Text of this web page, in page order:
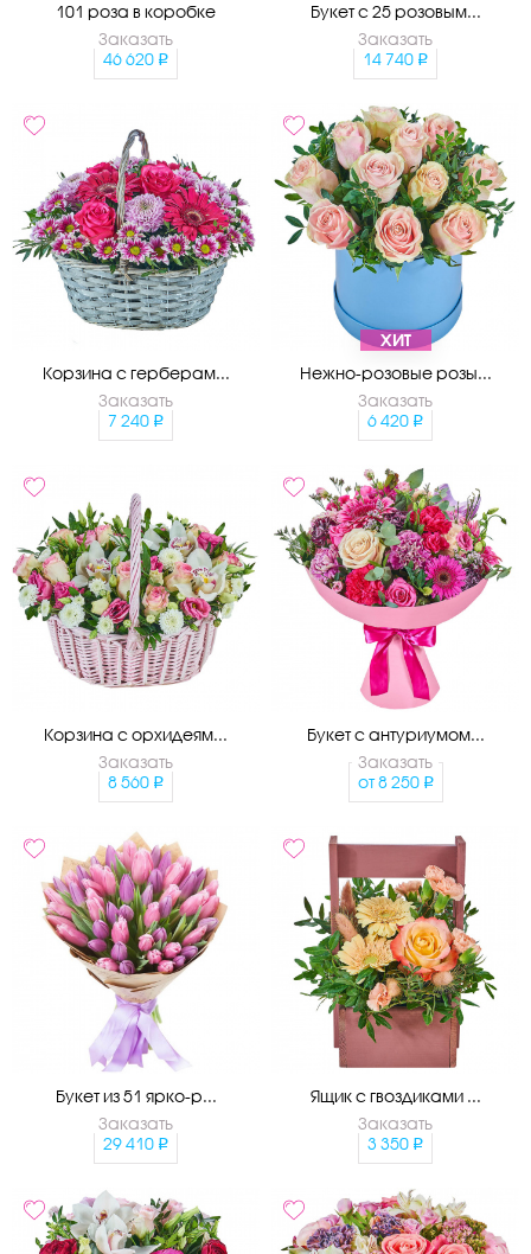
101 роза в коробке
Заказать
46 620
Букет с 25 розовым...
Заказать
14 740
Корзина с герберам...
Заказать
7 240
ХИТ
Нежно-розовые розы...
Заказать
6 420
Корзина с орхидеям...
Заказать
8 560
Букет с антуриумом...
Заказать
от 8 250
Букет из 51 ярко-р...
Заказать
29 410
Ящик с гвоздиками ...
Заказать
3 350